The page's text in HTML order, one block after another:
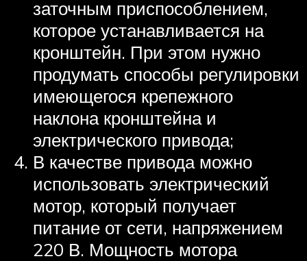
заточным приспособлением,
которое устанавливается на
кронштейн. При этом нужно
продумать способы регулировки
имеющегося крепежного
наклона кронштейна и
электрического привода;
В качестве привода можно
использовать электрический
мотор, который получает
питание от сети, напряжением
220 В. Мощность мотора